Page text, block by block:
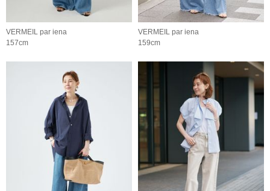
VERMEIL par iena
157cm
VERMEIL par iena
159cm